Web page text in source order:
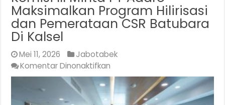
Maksimalkan Program Hilirisasi
dan Pemerataan CSR Batubara
Di Kalsel
Mei 11, 2026
Jabotabek
Komentar Dinonaktifkan
Komisi
III